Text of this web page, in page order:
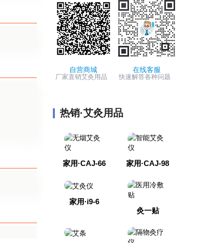
自营商城
厂家直销艾灸用品
在线客服
快速解答各种问题
热销·艾灸用品
家用·CAJ-66 家用·CAJ-98
家用·i9-6
灸一贴